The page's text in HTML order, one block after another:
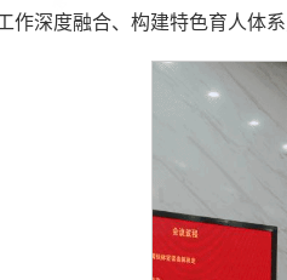
作深度融合、构建特色育人体